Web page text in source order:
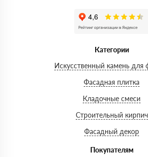
Категории
Искусственный камень для
Фасадная плитка
Кладочные смеси
Строительный кирпич
Фасадный декор
Покупателям